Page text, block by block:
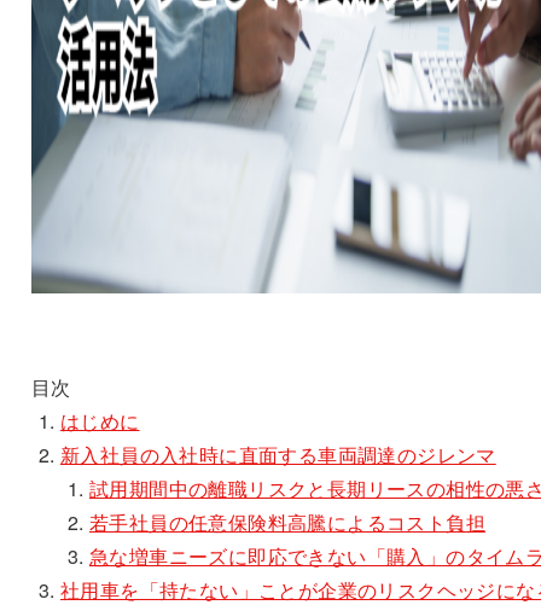
目次
はじめに
新入社員の入社時に直面する車両調達のジレンマ
試用期間中の離職リスクと長期リースの相性の悪
若手社員の任意保険料高騰によるコスト負担
急な増車ニーズに即応できない「購入」のタイム
社用車を「持たない」ことが企業のリスクヘッジにな